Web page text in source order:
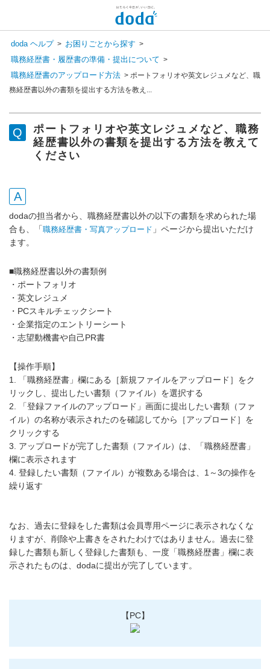
doda ヘルプ > お困りごとから探す >
職務経歴書・履歴書の準備・提出について >
職務経歴書のアップロード方法 > ポートフォリオや英文レジュメなど、職
務経歴書以外の書類を提出する方法を教え...
ポートフォリオや英文レジュメなど、職務
経歴書以外の書類を提出する方法を教えて
ください
dodaの担当者から、職務経歴書以外の以下の書類を求められた場
合も、「職務経歴書・写真アップロード 」ページから提出いただけ
ます。
■職務経歴書以外の書類例
・ポートフォリオ
・英文レジュメ
・PCスキルチェックシート
・企業指定のエントリーシート
・志望動機書や自己PR書
【操作手順】
1. 「職務経歴書」欄にある［新規ファイルをアップロード］をク
リックし、提出したい書類（ファイル）を選択する
2. 「登録ファイルのアップロード」画面に提出したい書類（ファ
イル）の名称が表示されたのを確認してから［アップロード］を
クリックする
3. アップロードが完了した書類（ファイル）は、「職務経歴書」
欄に表示されます
4. 登録したい書類（ファイル）が複数ある場合は、1～3の操作を
繰り返す
なお、過去に登録をした書類は会員専用ページに表示されなくな
りますが、削除や上書きをされたわけではありません。過去に登
録した書類も新しく登録した書類も、一度「職務経歴書」欄に表
示されたものは、dodaに提出が完了しています。
【PC】